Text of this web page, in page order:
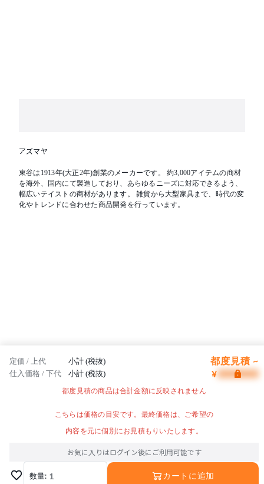
アズマヤ
東谷は1913年(大正2年)創業のメーカーです。 約3,000アイテムの商材
を海外、国内にて製造しており、あらゆるニーズに対応できるよう、
幅広いテイストの商材があります。 雑貨から大型家具まで、時代の変
化やトレンドに合わせた商品開発を行っています。
定価 / 上代 小計 (税抜) 都度見積 ~
仕入価格 / 下代 小計 (税抜) ¥
都度見積の商品は合計金額に反映されません
こちらは価格の目安です。最終価格は、ご希望の
内容を元に個別にお見積もりいたします。
お気に入りはログイン後にご利用可能です
数量: 1 カートに追加